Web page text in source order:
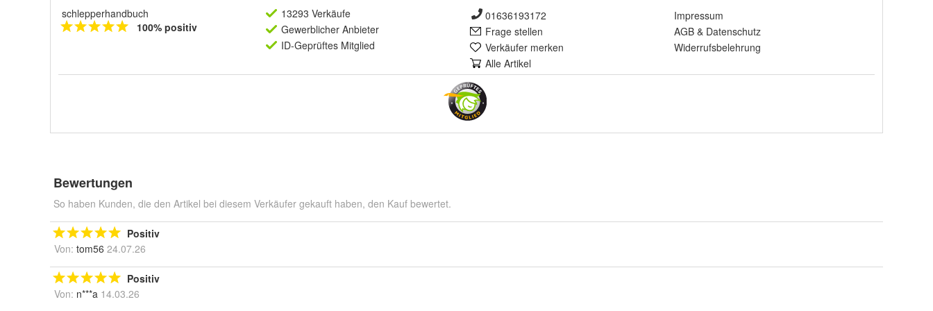
schlepperhandbuch
100% positiv
13293 Verkäufe
Gewerblicher Anbieter
ID-Geprüftes Mitglied
01636193172
Frage stellen
Verkäufer merken
Alle Artikel
Impressum
AGB & Datenschutz
Widerrufsbelehrung
Bewertungen
So haben Kunden, die den Artikel bei diesem Verkäufer gekauft haben, den Kauf bewertet.
Positiv
Von: tom56 24.07.26
Positiv
Von: n***a 14.03.26